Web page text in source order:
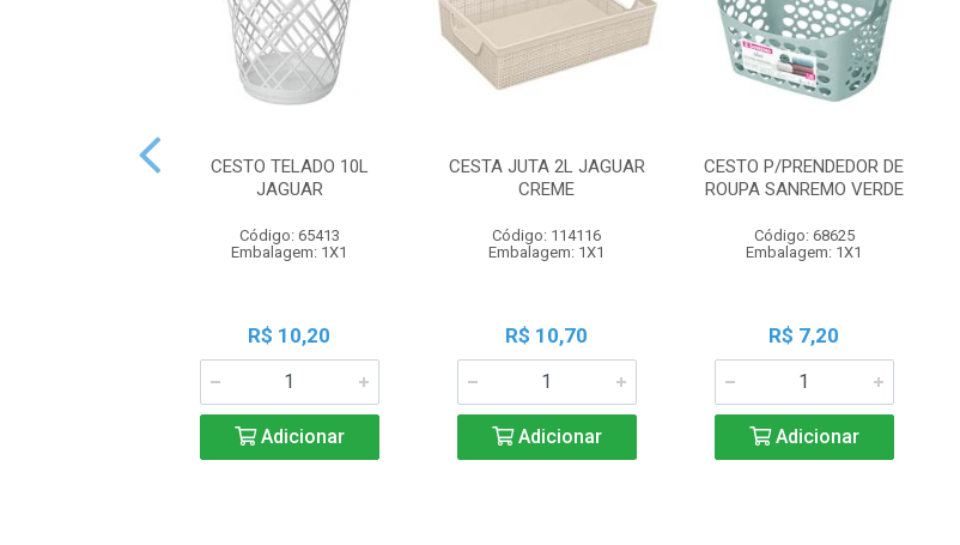
CESTO TELADO 10L
JAGUAR
Código: 65413
Embalagem: 1X1
R$ 10,20
Adicionar
CESTA JUTA 2L JAGUAR
CREME
Código: 114116
Embalagem: 1X1
R$ 10,70
Adicionar
CESTO P/PRENDEDOR DE
ROUPA SANREMO VERDE
Código: 68625
Embalagem: 1X1
R$ 7,20
Adicionar